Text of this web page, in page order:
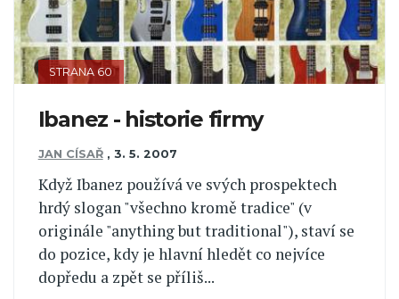
STRANA 60
Ibanez - historie firmy
JAN CÍSAŘ , 3. 5. 2007
Když Ibanez používá ve svých prospektech
hrdý slogan "všechno kromě tradice" (v
originále "anything but traditional"), staví se
do pozice, kdy je hlavní hledět co nejvíce
dopředu a zpět se příliš...